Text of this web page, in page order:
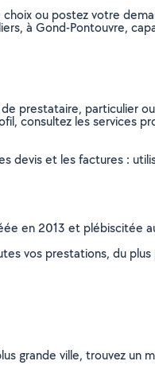
ou postez votre
à Gond-Pontouvre,
prestataire, particulier
consultez les services
devis et les factures :
en 2013 et plébiscitée
vos prestations, du
grande ville, trouvez un